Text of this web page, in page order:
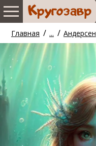
Главная / ... / Андерсен